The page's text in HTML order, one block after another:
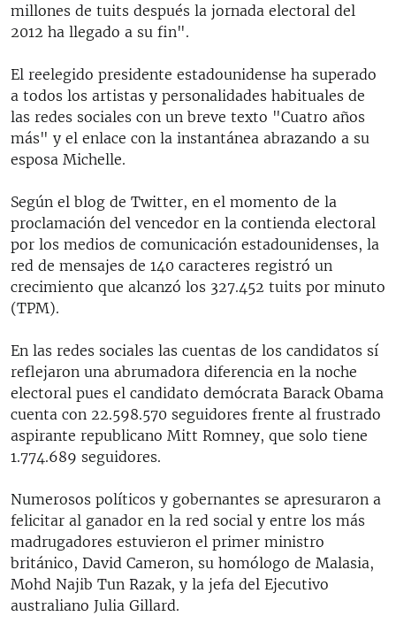
millones de tuits después la jornada electoral del
2012 ha llegado a su fin".
El reelegido presidente estadounidense ha superado
a todos los artistas y personalidades habituales de
las redes sociales con un breve texto "Cuatro años
más" y el enlace con la instantánea abrazando a su
esposa Michelle.
Según el blog de Twitter, en el momento de la
proclamación del vencedor en la contienda electoral
por los medios de comunicación estadounidenses, la
red de mensajes de 140 caracteres registró un
crecimiento que alcanzó los 327.452 tuits por minuto
(TPM).
En las redes sociales las cuentas de los candidatos sí
reflejaron una abrumadora diferencia en la noche
electoral pues el candidato demócrata Barack Obama
cuenta con 22.598.570 seguidores frente al frustrado
aspirante republicano Mitt Romney, que solo tiene
1.774.689 seguidores.
Numerosos políticos y gobernantes se apresuraron a
felicitar al ganador en la red social y entre los más
madrugadores estuvieron el primer ministro
británico, David Cameron, su homólogo de Malasia,
Mohd Najib Tun Razak, y la jefa del Ejecutivo
australiano Julia Gillard.